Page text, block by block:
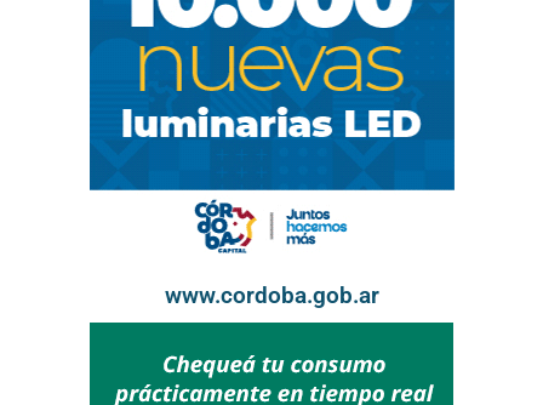
www.cordoba.gob.ar